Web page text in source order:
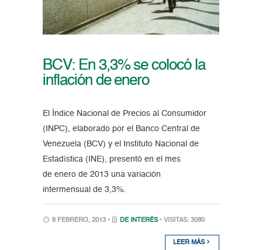
BCV: En 3,3% se colocó la
inflación de enero
El Índice Nacional de Precios al Consumidor
(INPC), elaborado por el Banco Central de
Venezuela (BCV) y el Instituto Nacional de
Estadística (INE), presentó en el mes
de enero de 2013 una variación
intermensual de 3,3%.
8 FEBRERO, 2013 • DE INTERÉS • VISITAS: 3080
LEER MÁS